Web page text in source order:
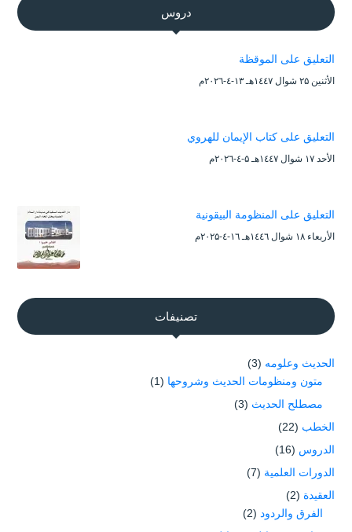
دروس
التعليق على الموقظة
الأثنين ۲۵ شوال ۱٤٤۷هـ ۱۳-٤-۲۰۲٦م
التعليق على كتاب الإيمان للهروي
الأحد ۱۷ شوال ۱٤٤۷هـ ۵-٤-۲۰۲٦م
التعليق على المنظومة البيقونية
الأربعاء ۱۸ شوال ۱٤٤٦هـ ۱٦-٤-۲۰۲۵م
تصنيفات
الحديث وعلومه (3)
متون ومنظومات الحديث وشروحها (1)
مصطلح الحديث (3)
الخطب (22)
الدروس (16)
الدورات العلمية (7)
العقيدة (2)
الفرق والردود (2)